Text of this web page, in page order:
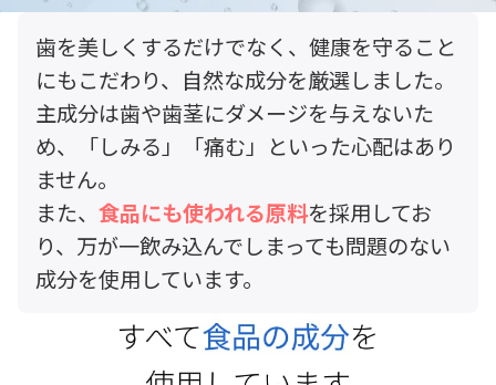
歯を美しくするだけでなく、健康を守ること
にもこだわり、自然な成分を厳選しました。
主成分は歯や歯茎にダメージを与えないた
め、「しみる」「痛む」といった心配はあり
ません。
また、 食品にも使われる原料を採用してお
り、万が一飲み込んでしまっても問題のない
成分を使用しています。